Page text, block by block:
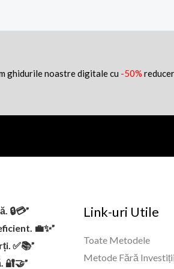
ghidurile noastre digitale cu -50%
🔒💳”
💼✨”
✅📚”
Link-uri Utile
Toate Metodele
Metode Fără Investiții